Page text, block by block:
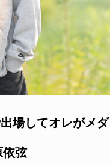
場してオレがメダ
弦